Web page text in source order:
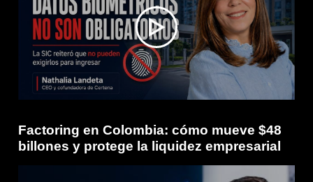
Factoring en Colombia: cómo mueve $48
billones y protege la liquidez empresarial